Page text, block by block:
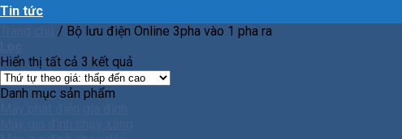
Tin tức
/ Bộ lưu điện Online 3pha vào 1 pha ra
Hiển thị tất cả 3 kết quả
Danh mục sản phẩm